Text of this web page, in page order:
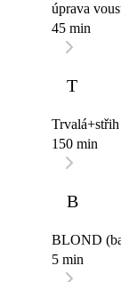
úprava
45 min
T
Trvalá+střih
150 min
B
BLOND
5 min